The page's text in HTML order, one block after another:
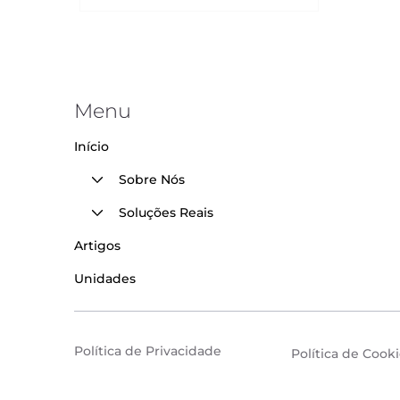
Menu
Início
Sobre Nós
Soluções Reais
Artigos
Unidades
Política de Privacidade Política de